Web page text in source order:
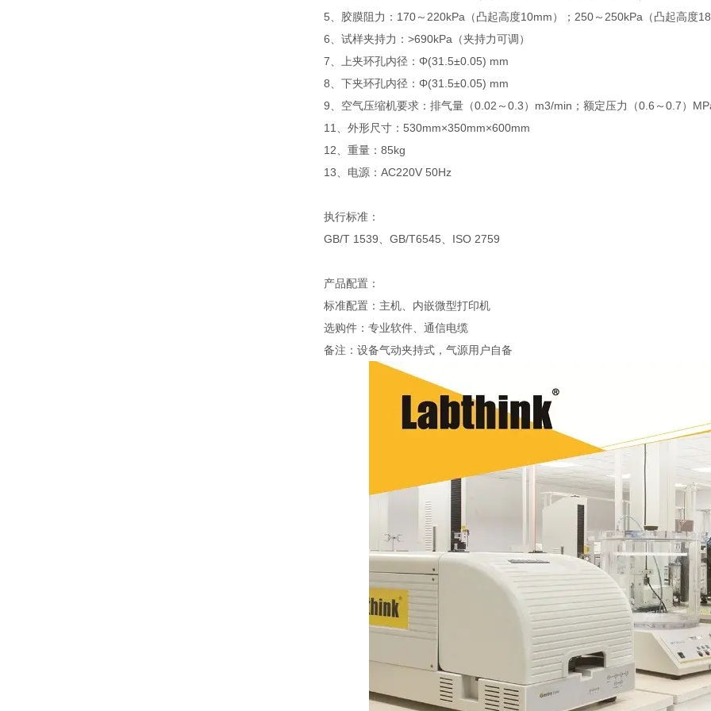
5、胶膜阻力：170～220kPa（凸起高度10mm）；250～250kPa（凸起高度
6、试样夹持力：>690kPa（夹持力可调）
7、上夹环孔内径：Φ(31.5±0.05) mm
8、下夹环孔内径：Φ(31.5±0.05) mm
9、空气压缩机要求：排气量（0.02～0.3）m3/min；额定压力（0.6～0.7）
11、外形尺寸：530mm×350mm×600mm
12、重量：85kg
13、电源：AC220V 50Hz
执行标准：
GB/T 1539、GB/T6545、ISO 2759
产品配置：
标准配置：主机、内嵌微型打印机
选购件：专业软件、通信电缆
备注：设备气动夹持式，气源用户自备